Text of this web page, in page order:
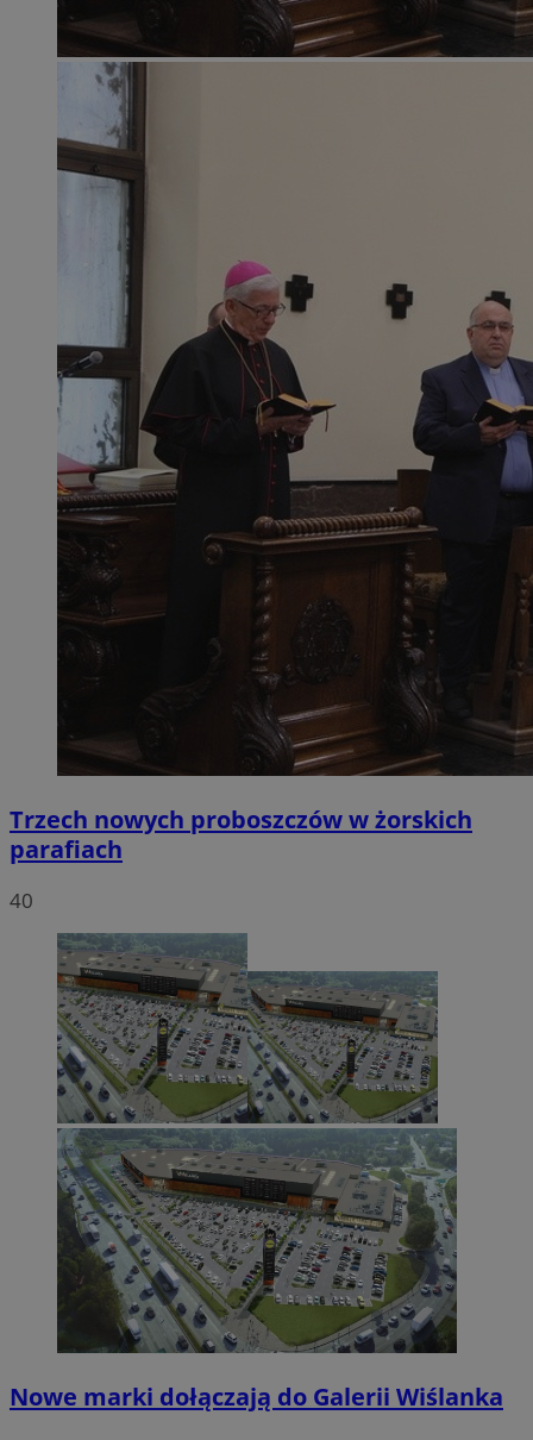
Trzech nowych proboszczów w żorskich
parafiach
40
Nowe marki dołączają do Galerii Wiślanka